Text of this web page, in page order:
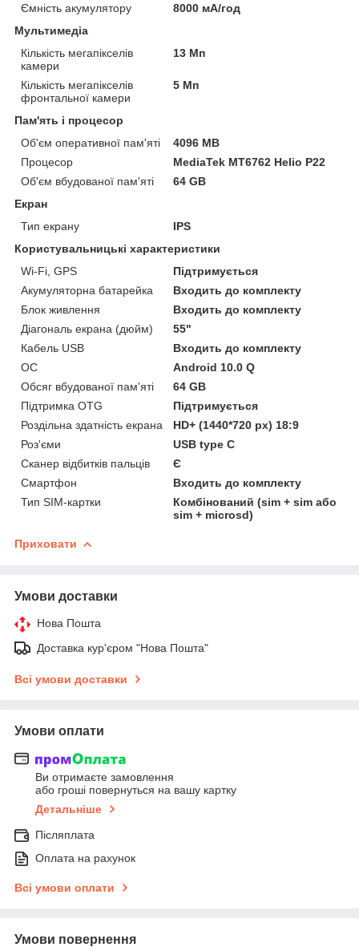
Ємність акумулятору
8000 мА/год
Мультимедіа
Кількість мегапікселів
камери
13 Мп
Кількість мегапікселів
фронтальної камери
5 Мп
Пам'ять і процесор
Об'єм оперативної пам'яті
4096 MB
Процесор
MediaTek MT6762 Helio P22
Об'єм вбудованої пам'яті
64 GB
Екран
Тип екрану
IPS
Користувальницькі характеристики
Wi-Fi, GPS
Підтримується
Акумуляторна батарейка
Входить до комплекту
Блок живлення
Входить до комплекту
Діагональ екрана (дюйм)
55"
Кабель USB
Входить до комплекту
ОС
Android 10.0 Q
Обсяг вбудованої пам'яті
64 GB
Підтримка OTG
Підтримується
Роздільна здатність екрана
HD+ (1440*720 px) 18:9
Роз'єми
USB type C
Сканер відбитків пальців
Є
Смартфон
Входить до комплекту
Тип SIM-картки
Комбінований (sim + sim або
sim + microsd)
Приховати
Умови доставки
Нова Пошта
Доставка кур'єром "Нова Пошта"
Всі умови доставки
Умови оплати
Ви отримаєте замовлення
або гроші повернуться на вашу картку
Детальніше
Післяплата
Оплата на рахунок
Всі умови оплати
Умови повернення